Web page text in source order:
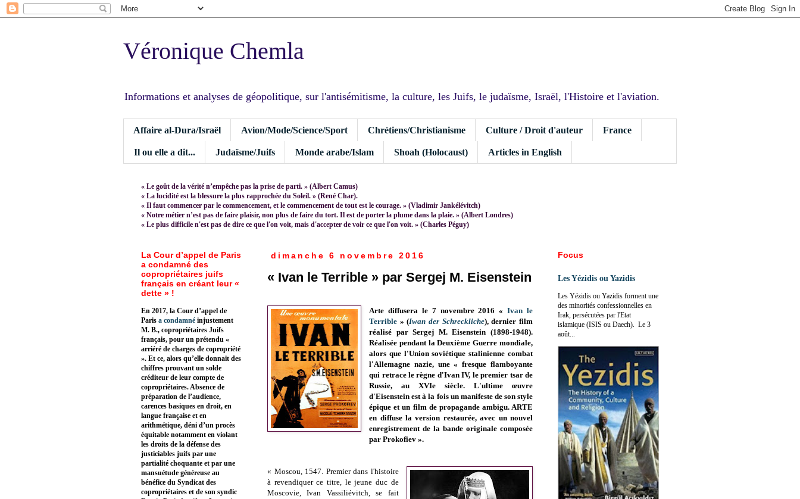
Véronique Chemla
Informations et analyses de géopolitique, sur l'antisémitisme, la culture, les Juifs, le judaïsme, Israël, l'Histoire et l'aviation.
Affaire al-Dura/Israël Avion/Mode/Science/Sport Chrétiens/Christianisme Culture / Droit d'auteur France
Il ou elle a dit... Judaïsme/Juifs Monde arabe/Islam Shoah (Holocaust) Articles in English
« Le goût de la vérité n’empêche pas la prise de parti. » (Albert Camus)
« La lucidité est la blessure la plus rapprochée du Soleil. » (René Char).
« Il faut commencer par le commencement, et le commencement de tout est le courage. » (Vladimir Jankélévitch)
« Notre métier n’est pas de faire plaisir, non plus de faire du tort. Il est de porter la plume dans la plaie. » (Albert Londres)
« Le plus difficile n'est pas de dire ce que l'on voit, mais d'accepter de voir ce que l'on voit. » (Charles Péguy)
dimanche 6 novembre 2016
« Ivan le Terrible » par Sergej M. Eisenstein
Arte diffusera le 7 novembre 2016 «Ivan le
Terrible » (Iwan der Schreckliche), dernier film
réalisé par Sergej M. Eisenstein (1898-1948).
Réalisée pendant la Deuxième Guerre mondiale,
alors que l'Union soviétique stalinienne combat
l'Allemagne nazie, une « fresque flamboyante
qui retrace le règne d'Ivan IV, le premier tsar de
Russie, au XVIe siècle. L'ultime œuvre
d'Eisenstein est à la fois un manifeste de son style
épique et un film de propagande ambigu. ARTE
en diffuse la version restaurée, avec un nouvel
enregistrement de la bande originale composée
par Prokofiev ».
« Moscou, 1547. Premier dans l'histoire
à revendiquer ce titre, le jeune duc de
Moscovie, Ivan Vassiliévitch, se fait
La Cour d’appel de Paris
a condamné des
copropriétaires juifs
français en créant leur «
dette » !
En 2017, la Cour d’appel de
Paris a condamné injustement
M. B., copropriétaires Juifs
français, pour un prétendu «
arriéré de charges de copropriété
». Et ce, alors qu’elle donnait des
chiffres prouvant un solde
créditeur de leur compte de
copropriétaires. Absence de
préparation de l’audience,
carences basiques en droit, en
langue française et en
arithmétique, déni d’un procès
équitable notamment en violant
les droits de la défense des
justiciables juifs par une
partialité choquante et par une
mansuétude généreuse au
bénéfice du Syndicat des
copropriétaires et de son syndic
Focus
Les Yézidis ou Yazidis
Les Yézidis ou Yazidis forment une
des minorités confessionnelles en
Irak, persécutées par l'Etat
islamique (ISIS ou Daech). Le 3
août...